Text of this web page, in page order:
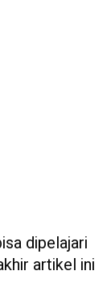
dipelajari
artikel ini